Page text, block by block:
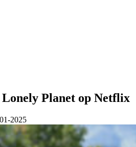
Planet op Netflix
2025